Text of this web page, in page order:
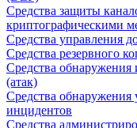
Средства защиты
криптографическими
Средства управления
Средства резервного
Средства
(атак)
Средства обнаружения
инцидентов
Средства